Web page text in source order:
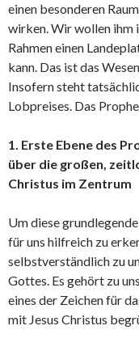
einen besonderen
wirken. Wir wollen ihm
Rahmen einen
kann. Das ist das
Insofern steht
Lobpreises. Das
1. Erste Ebene des
über die großen,
Christus im Zentrum
Um diese
für uns hilfreich zu
selbstverständlich zu
Gottes. Es gehört zu
eines der Zeichen für
mit Jesus Christus